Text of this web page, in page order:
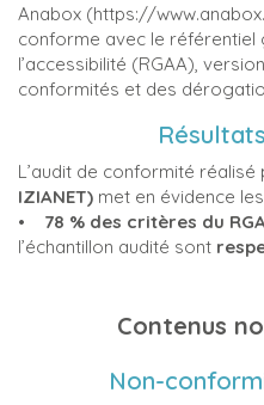
Anabox (https://
conforme avec le référentiel
l’accessibilité (RGAA),
conformités et des
L’audit de conformité réalisé
IZIANET) met en évidence
• 78 % des critères du
l’échantillon audité sont
Contenus
Non-